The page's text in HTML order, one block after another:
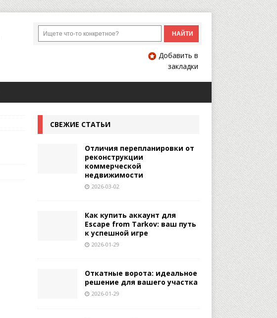
Добавить в
закладки
СВЕЖИЕ СТАТЬИ
Отличия перепланировки от
реконструкции
коммерческой
недвижимости
2026-03-02
Как купить аккаунт для
Escape from Tarkov: ваш путь
к успешной игре
2026-01-29
Откатные ворота: идеальное
решение для вашего участка
2026-01-29